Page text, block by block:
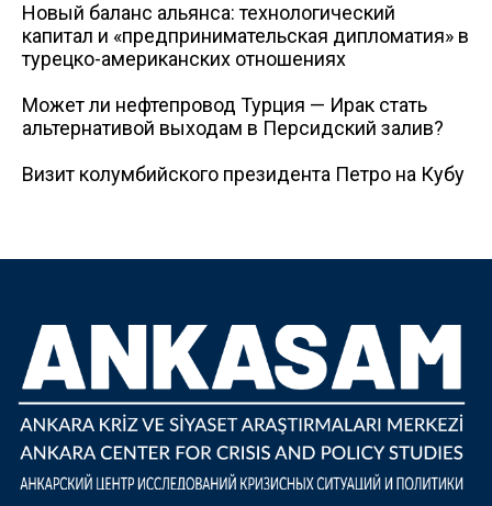
Новый баланс альянса: технологический
капитал и «предпринимательская дипломатия» в
турецко-американских отношениях
Может ли нефтепровод Турция — Ирак стать
альтернативой выходам в Персидский залив?
Визит колумбийского президента Петро на Кубу